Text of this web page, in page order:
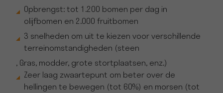
Opbrengst: tot 1.200 bomen per dag in
olijfbomen en 2.000 fruitbomen
3 snelheden om uit te kiezen voor verschillende
terreinomstandigheden (steen
, Gras, modder, grote stortplaatsen, enz.)
Zeer laag zwaartepunt om beter over de
hellingen te bewegen (tot 60%) en morsen (tot